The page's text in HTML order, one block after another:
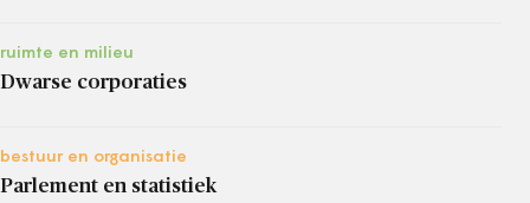
ruimte en milieu
Dwarse corporaties
bestuur en organisatie
Parlement en statistiek